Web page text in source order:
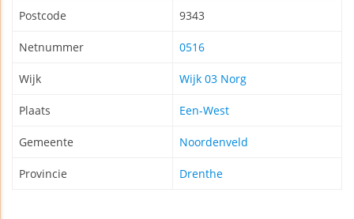
Postcode 9343
Netnummer 0516
Wijk Wijk 03 Norg
Plaats Een-West
Gemeente Noordenveld
Provincie Drenthe